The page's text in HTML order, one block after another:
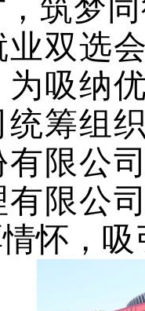
筑梦
业双选
吸纳
筹组
有限公
有限公
怀，